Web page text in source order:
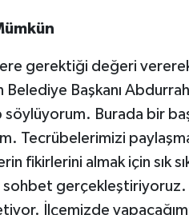
gerektiği değeri
Belediye Başkanı
söylüyorum. Burada bir
Tecrübelerimizi
fikirlerini almak için sık
gerçekleştiriyoruz.
İlçemizde yapacağımız